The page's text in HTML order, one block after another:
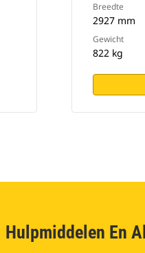
Breedte
2927 mm
Gewicht
822 kg
Hulpmiddelen En